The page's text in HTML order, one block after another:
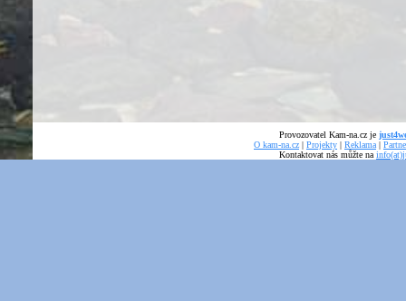
Provozovatel Kam-na.cz je
O kam-na.cz | Projekty | Reklama |
Kontaktovat nás můžte na